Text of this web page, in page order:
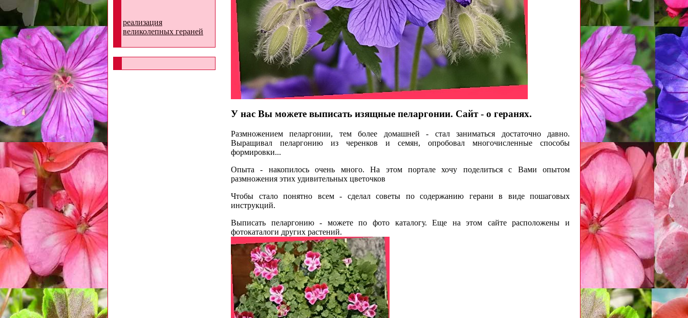
реализация
великолепных гераней
У нас Вы можете выписать изящные пеларгонии. Сайт - о геранях.
Размножением пеларгонии, тем более домашней - стал заниматься достаточно давно.
Выращивал пеларгонию из черенков и семян, опробовал многочисленные способы
формировки...
Опыта - накопилось очень много. На этом портале хочу поделиться с Вами опытом
размножения этих удивительных цветочков
Чтобы стало понятно всем - сделал советы по содержанию герани в виде пошаговых
инструкций.
Выписать пеларгонию - можете по фото каталогу. Еще на этом сайте расположены и
фотокаталоги других растений.